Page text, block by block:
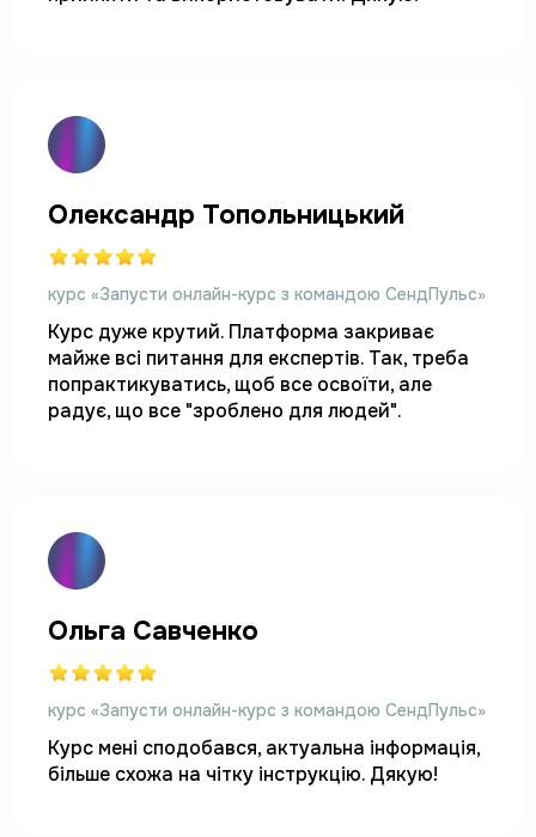
Олександр Топольницький
курс «Запусти онлайн-курс з командою СендПульс»
Курс дуже крутий. Платформа закриває
майже всі питання для експертів. Так, треба
попрактикуватись, щоб все освоїти, але
радує, що все "зроблено для людей".
Ольга Савченко
курс «Запусти онлайн-курс з командою СендПульс»
Курс мені сподобався, актуальна інформація,
більше схожа на чітку інструкцію. Дякую!